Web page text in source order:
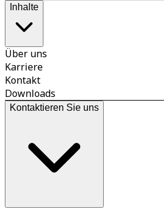
Inhalte
Über uns
Karriere
Kontakt
Downloads
Kontaktieren Sie uns